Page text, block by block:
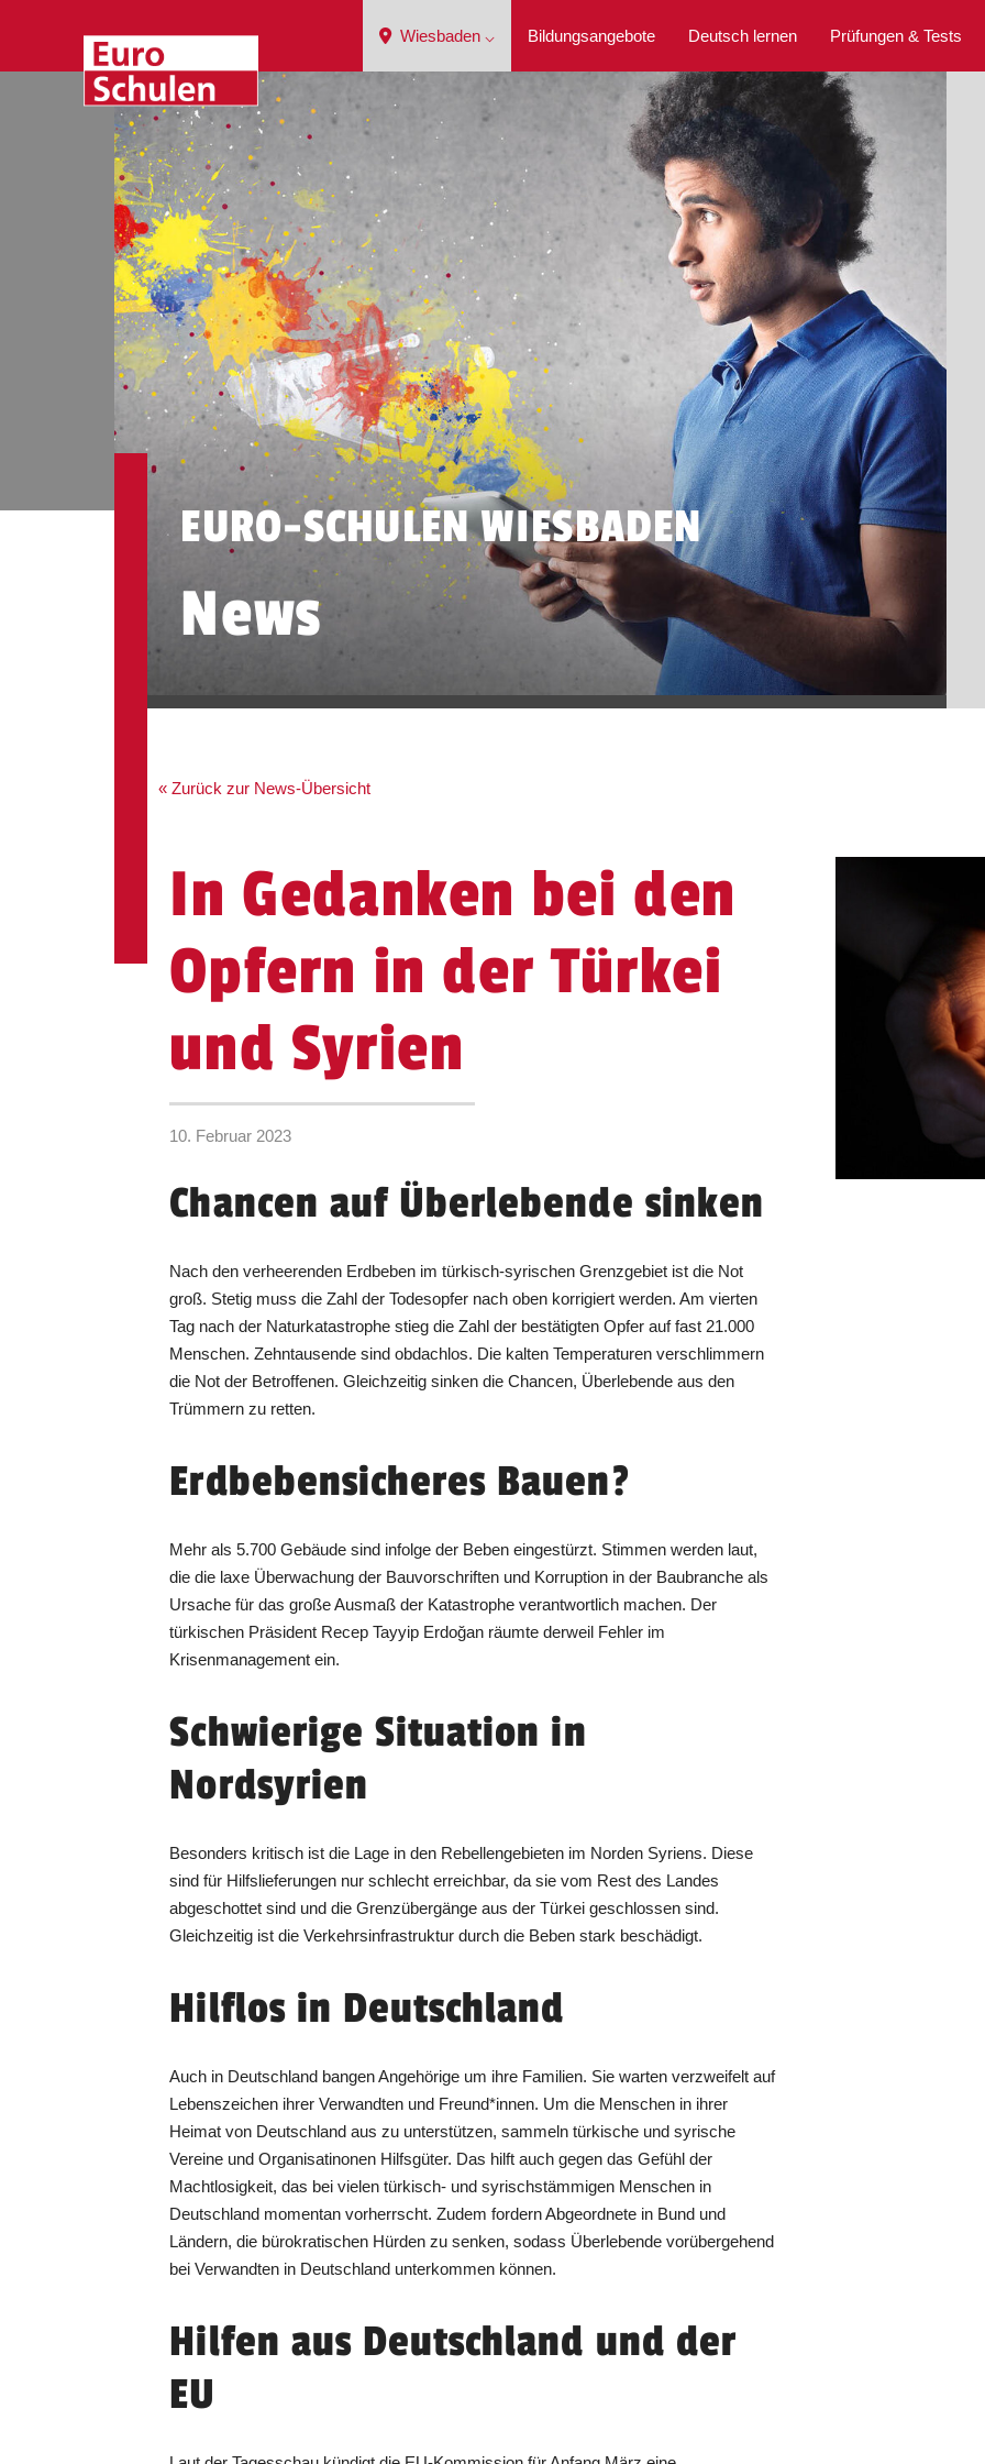
Wiesbaden ⌵ Bildungsangebote Deutsch lernen Prüfungen & Tests
EURO-SCHULEN WIESBADEN
News
« Zurück zur News-Übersicht
In Gedanken bei den
Opfern in der Türkei
und Syrien
10. Februar 2023
Chancen auf Überlebende sinken
Nach den verheerenden Erdbeben im türkisch-syrischen Grenzgebiet ist die Not
groß. Stetig muss die Zahl der Todesopfer nach oben korrigiert werden. Am vierten
Tag nach der Naturkatastrophe stieg die Zahl der bestätigten Opfer auf fast 21.000
Menschen. Zehntausende sind obdachlos. Die kalten Temperaturen verschlimmern
die Not der Betroffenen. Gleichzeitig sinken die Chancen, Überlebende aus den
Trümmern zu retten.
Erdbebensicheres Bauen?
Mehr als 5.700 Gebäude sind infolge der Beben eingestürzt. Stimmen werden laut,
die die laxe Überwachung der Bauvorschriften und Korruption in der Baubranche als
Ursache für das große Ausmaß der Katastrophe verantwortlich machen. Der
türkischen Präsident Recep Tayyip Erdoğan räumte derweil Fehler im
Krisenmanagement ein.
Schwierige Situation in
Nordsyrien
Besonders kritisch ist die Lage in den Rebellengebieten im Norden Syriens. Diese
sind für Hilfslieferungen nur schlecht erreichbar, da sie vom Rest des Landes
abgeschottet sind und die Grenzübergänge aus der Türkei geschlossen sind.
Gleichzeitig ist die Verkehrsinfrastruktur durch die Beben stark beschädigt.
Hilflos in Deutschland
Auch in Deutschland bangen Angehörige um ihre Familien. Sie warten verzweifelt auf
Lebenszeichen ihrer Verwandten und Freund*innen. Um die Menschen in ihrer
Heimat von Deutschland aus zu unterstützen, sammeln türkische und syrische
Vereine und Organisatinonen Hilfsgüter. Das hilft auch gegen das Gefühl der
Machtlosigkeit, das bei vielen türkisch- und syrischstämmigen Menschen in
Deutschland momentan vorherrscht. Zudem fordern Abgeordnete in Bund und
Ländern, die bürokratischen Hürden zu senken, sodass Überlebende vorübergehend
bei Verwandten in Deutschland unterkommen können.
Hilfen aus Deutschland und der
EU